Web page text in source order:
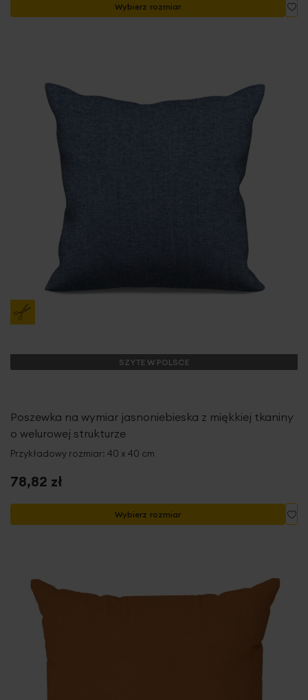
Wybierz rozmiar
SZYTE W POLSCE
Poszewka na wymiar jasnoniebieska z miękkiej tkaniny
o welurowej strukturze
Przykładowy rozmiar: 40 x 40 cm
78,82 zł
Wybierz rozmiar